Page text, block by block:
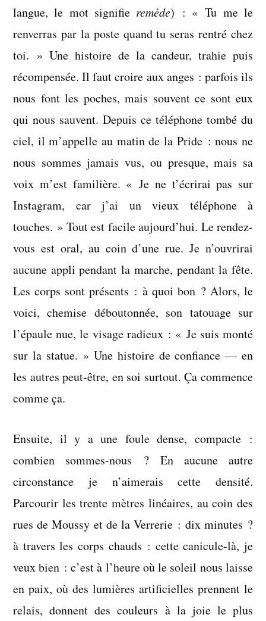
langue, le mot signifie remède) : « Tu me le
renverras par la poste quand tu seras rentré chez
toi. » Une histoire de la candeur, trahie puis
récompensée. Il faut croire aux anges : parfois ils
nous font les poches, mais souvent ce sont eux
qui nous sauvent. Depuis ce téléphone tombé du
ciel, il m’appelle au matin de la Pride : nous ne
nous sommes jamais vus, ou presque, mais sa
voix m’est familière. « Je ne t’écrirai pas sur
Instagram, car j’ai un vieux téléphone à
touches. » Tout est facile aujourd’hui. Le rendez-
vous est oral, au coin d’une rue. Je n’ouvrirai
aucune appli pendant la marche, pendant la fête.
Les corps sont présents : à quoi bon ? Alors, le
voici, chemise déboutonnée, son tatouage sur
l’épaule nue, le visage radieux : « Je suis monté
sur la statue. » Une histoire de confiance — en
les autres peut-être, en soi surtout. Ça commence
comme ça.
Ensuite, il y a une foule dense, compacte :
combien sommes-nous ? En aucune autre
circonstance je n’aimerais cette densité.
Parcourir les trente mètres linéaires, au coin des
rues de Moussy et de la Verrerie : dix minutes ?
à travers les corps chauds : cette canicule-là, je
veux bien : c’est à l’heure où le soleil nous laisse
en paix, où des lumières artificielles prennent le
relais, donnent des couleurs à la joie le plus